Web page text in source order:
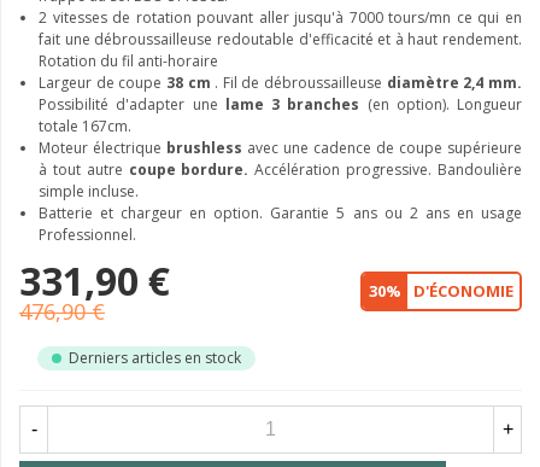
2 vitesses de rotation pouvant aller jusqu'à 7000 tours/mn ce qui en
fait une débroussailleuse redoutable d'efficacité et à haut rendement.
Rotation du fil anti-horaire
Largeur de coupe 38 cm . Fil de débroussailleuse diamètre 2,4 mm.
Possibilité d'adapter une lame 3 branches (en option). Longueur
totale 167cm.
Moteur électrique brushless avec une cadence de coupe supérieure
à tout autre coupe bordure.Accélération progressive. Bandoulière
simple incluse.
Batterie et chargeur en option. Garantie 5 ans ou 2 ans en usage
Professionnel.
331,90 €
476,90 €
30% D'ÉCONOMIE
Derniers articles en stock
- +